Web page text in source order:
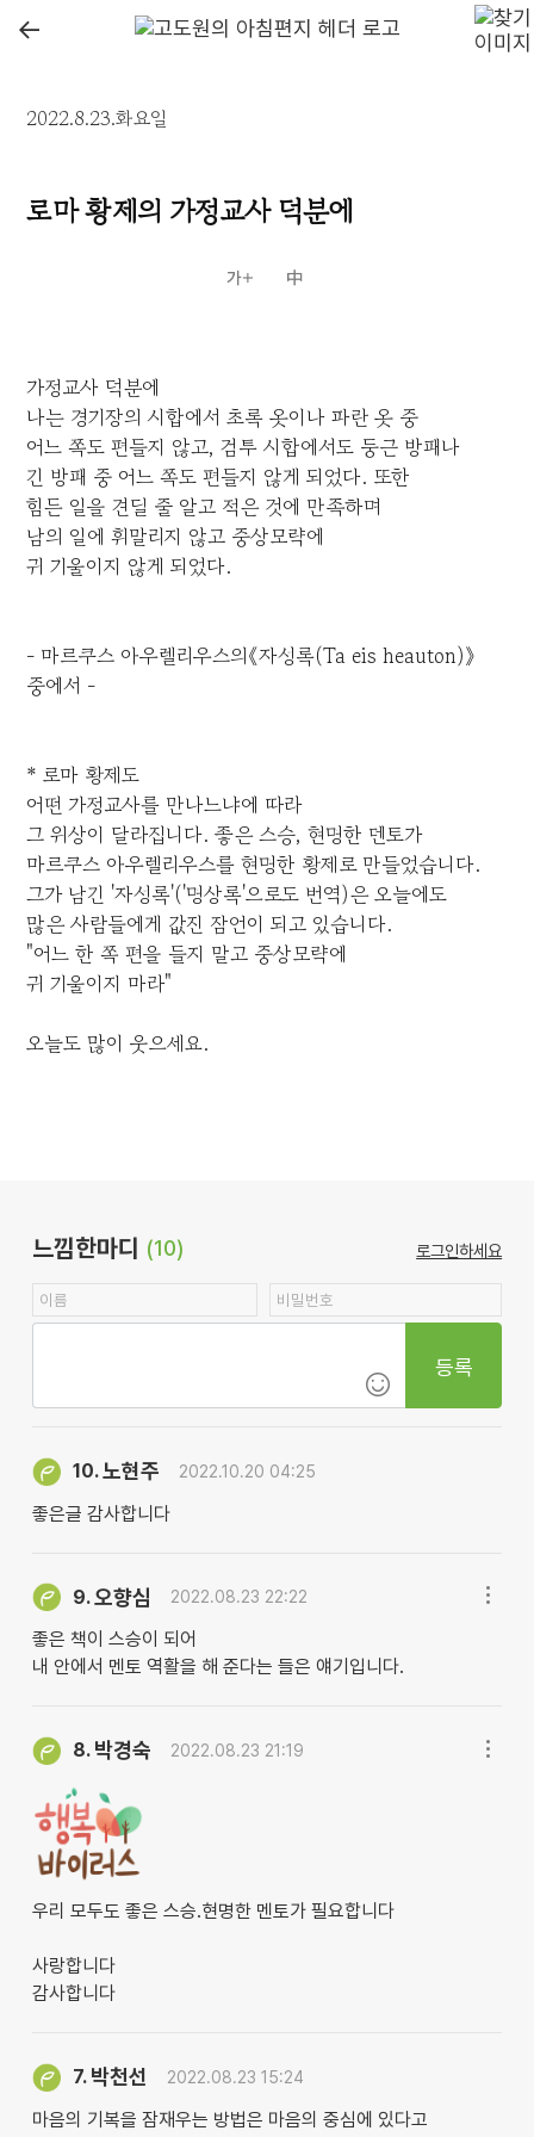
←
2022.8.23.화요일
로마 황제의 가정교사 덕분에
가정교사 덕분에
나는 경기장의 시합에서 초록 옷이나 파란 옷 중
어느 쪽도 편들지 않고, 검투 시합에서도 둥근 방패나
긴 방패 중 어느 쪽도 편들지 않게 되었다. 또한
힘든 일을 견딜 줄 알고 적은 것에 만족하며
남의 일에 휘말리지 않고 중상모략에
귀 기울이지 않게 되었다.
- 마르쿠스 아우렐리우스의《자성록(Ta eis heauton)》
중에서 -
* 로마 황제도
어떤 가정교사를 만나느냐에 따라
그 위상이 달라집니다. 좋은 스승, 현명한 멘토가
마르쿠스 아우렐리우스를 현명한 황제로 만들었습니다.
그가 남긴 '자성록'('명상록'으로도 번역)은 오늘에도
많은 사람들에게 값진 잠언이 되고 있습니다.
"어느 한 쪽 편을 들지 말고 중상모략에
귀 기울이지 마라"
오늘도 많이 웃으세요.
느낌한마디 (10) 로그인하세요
등록
10.노현주 2022.10.20 04:25
좋은글 감사합니다
9.오향심 2022.08.23 22:22
좋은 책이 스승이 되어
내 안에서 멘토 역활을 해 준다는 들은 얘기입니다.
8. 박경숙 2022.08.23 21:19
우리 모두도 좋은 스승.현명한 멘토가 필요합니다
사랑합니다
감사합니다
7. 박천선 2022.08.23 15:24
마음의 기복을 잠재우는 방법은 마음의 중심에 있다고